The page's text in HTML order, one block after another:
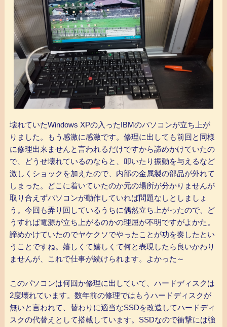
壊れていたWindows XPの入ったIBMのパソコンが立ち上が
りました。もう感激に感激です。修理に出しても前回と同様
に修理出来ませんと言われるだけですから諦めかけていたの
で、どうせ壊れているのならと、叩いたり振動を与えるなど
激しくショックを加えたので、内部の金属製の部品が外れて
しまった。どこに着いていたのか元の場所が分かりませんが
取り合えずパソコンが動作していれば問題なしとしましょ
う。今回も弄り回しているうちに偶然立ち上がったので、ど
うすれば電源が立ち上がるのかの理屈が不明ですがよかた。
諦めかけていたのでヤケクソでやったことが功を奏したとい
うことですね。嬉しくて嬉しくて何と表現したら良いかわり
ませんが、これで仕事が続けられます。よかった～
このパソコンは何回か修理に出していて、ハードディスクは
2度壊れています。数年前の修理ではもうハードディスクが
無いと言われて、替わりに適当なSSDを改造してハードディ
スクの代替えとして搭載しています。SSDなので衝撃には強